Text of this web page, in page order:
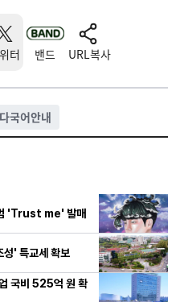
터 밴드 URL복사
다국어안내
'Trust me' 발매
성' 특교세 확보
국비 525억 원 확